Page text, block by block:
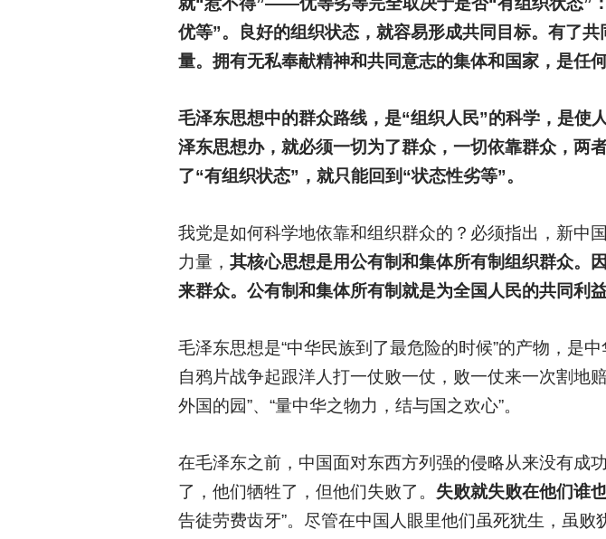
优等”。良好的组织状态，就容易形成共同目标。有了
量。拥有无私奉献精神和共同意志的集体和国家，是任
毛泽东思想中的群众路线，是“组织人民”的科学，是使
泽东思想办，就必须一切为了群众，一切依靠群众，两
了“有组织状态”，就只能回到“状态性劣等”。
我党是如何科学地依靠和组织群众的？必须指出，新中
力量， 其核心思想是用公有制和集体所有制组织群众。
来群众。公有制和集体所有制就是为全国人民的共同利
毛泽东思想是“中华民族到了最危险的时候”的产物，是
自鸦片战争起跟洋人打一仗败一仗，败一仗来一次割地
外国的园”、“量中华之物力，结与国之欢心”。
在毛泽东之前，中国面对东西方列强的侵略从来没有成
了，他们牺牲了，但他们失败了。 失败就失败在他们谁
告徒劳费齿牙”。尽管在中国人眼里他们虽死犹生，虽